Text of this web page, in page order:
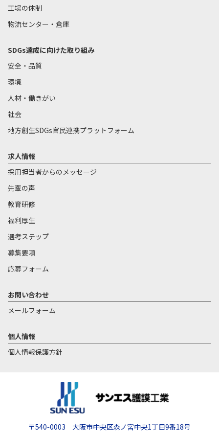
工場の体制
物流センター・倉庫
SDGs達成に向けた取り組み
安全・品質
環境
人材・働きがい
社会
地方創生SDGs官民連携プラットフォーム
求人情報
採用担当者からのメッセージ
先輩の声
教育研修
福利厚生
選考ステップ
募集要項
応募フォーム
お問い合わせ
メールフォーム
個人情報
個人情報保護方針
〒540-0003 大阪市中央区森ノ宮中央1丁目9番18号